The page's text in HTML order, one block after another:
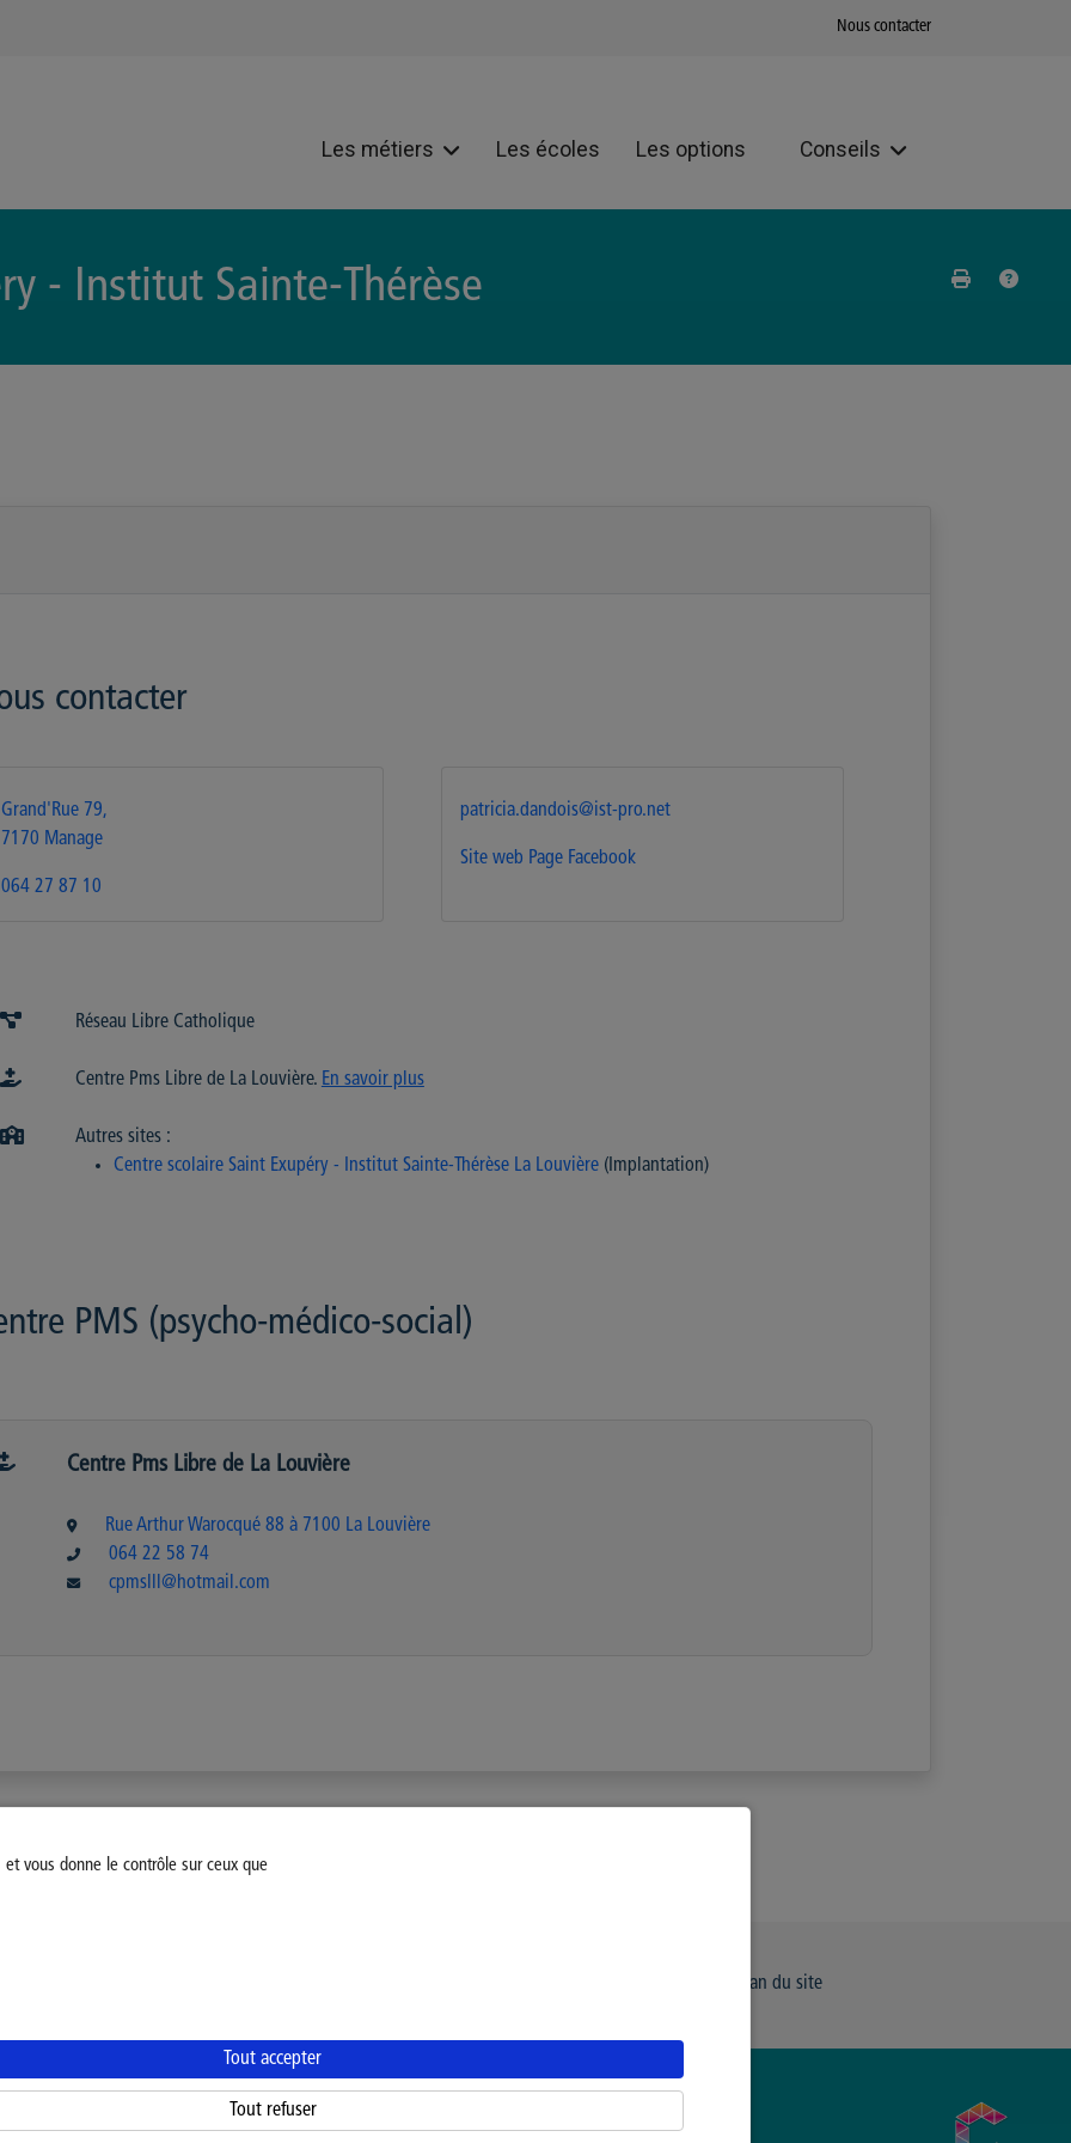
vous donne le contrôle sur ceux que
Tout accepter
Tout refuser
Nous contacter
Les métiers Les écoles Les options Conseils
- Institut Sainte-Thérèse
contacter
Grand'Rue 79,
7170 Manage
064 27 87 10
patricia.dandois@ist-pro.net
Site web Page Facebook
Réseau Libre Catholique
Centre Pms Libre de La Louvière. En savoir plus
Autres sites :
Centre scolaire Saint Exupéry - Institut Sainte-Thérèse La Louvière(Implantation)
PMS (psycho-médico-social)
Centre Pms Libre de La Louvière
Rue Arthur Warocqué 88 à 7100 La Louvière
064 22 58 74
cpmslll@hotmail.com
Plan du site